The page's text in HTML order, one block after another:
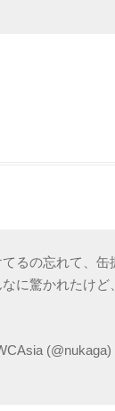
るの忘れて、缶
に驚かれたけど
(@nukaga)